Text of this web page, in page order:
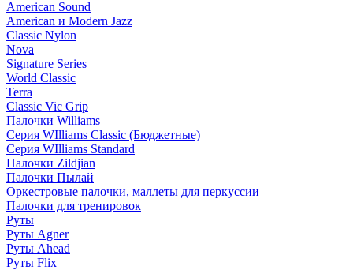
American Sound
American и Modern Jazz
Classic Nylon
Nova
Signature Series
World Classic
Terra
Classic Vic Grip
Палочки Williams
Серия WIlliams Classic (Бюджетные)
Серия WIlliams Standard
Палочки Zildjian
Палочки Пылай
Оркестровые палочки, маллеты для перкуссии
Палочки для тренировок
Руты
Руты Agner
Руты Ahead
Руты Flix